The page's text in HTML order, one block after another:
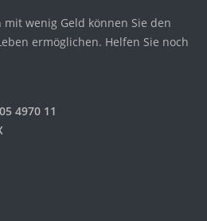
mit wenig Geld können Sie den
ermöglichen. Helfen Sie noch
4970 11